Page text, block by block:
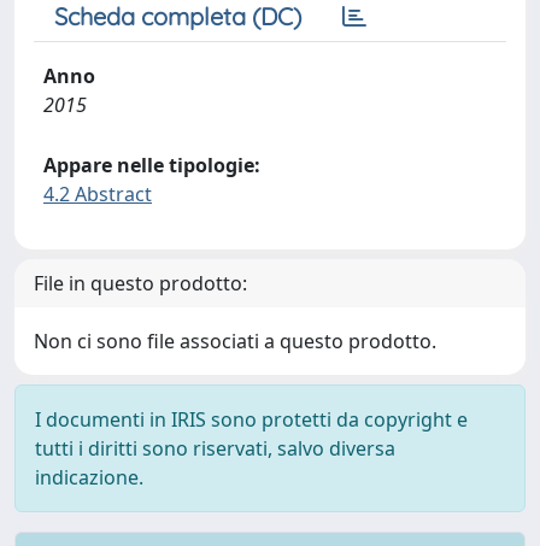
Scheda completa (DC)
Anno
2015
Appare nelle tipologie:
4.2 Abstract
File in questo prodotto:
Non ci sono file associati a questo prodotto.
I documenti in IRIS sono protetti da copyright e
tutti i diritti sono riservati, salvo diversa
indicazione.